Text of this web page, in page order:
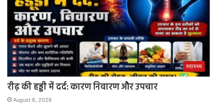
स्वास्थ्य
रीढ़ की हड्डी में दर्द: कारण निवारण और उपचार
August 6, 2026